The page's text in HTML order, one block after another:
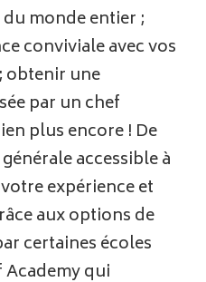
monde entier ;
conviviale avec vos
obtenir une
par un chef
plus encore ! De
accessible à
expérience et
aux options de
certaines écoles
qui